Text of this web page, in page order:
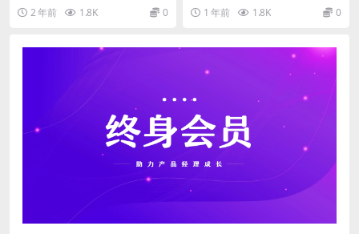
2 年前 1.8K 0 1 年前 1.8K 0